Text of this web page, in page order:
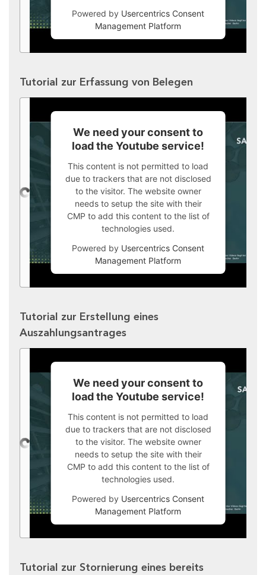
Powered by Usercentrics Consent
Management Platform
Tutorial zur Erfassung von Belegen
We need your consent to
load the Youtube service!
This content is not permitted to load
due to trackers that are not disclosed
to the visitor. The website owner
needs to setup the site with their
CMP to add this content to the list of
technologies used.
Powered by Usercentrics Consent
Management Platform
Tutorial zur Erstellung eines
Auszahlungsantrages
We need your consent to
load the Youtube service!
This content is not permitted to load
due to trackers that are not disclosed
to the visitor. The website owner
needs to setup the site with their
CMP to add this content to the list of
technologies used.
Powered by Usercentrics Consent
Management Platform
Tutorial zur Stornierung eines bereits